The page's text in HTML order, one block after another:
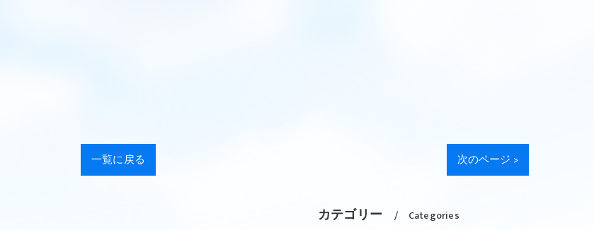
一覧に戻る 次のページ >
カテゴリー Categories